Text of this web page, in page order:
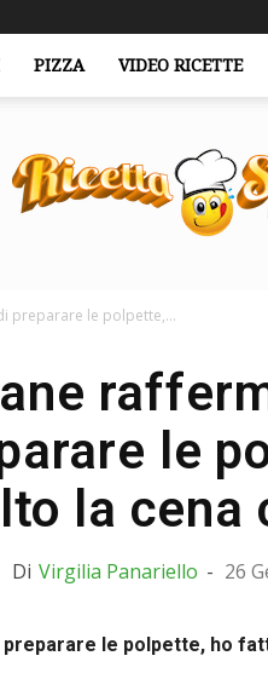
PIZZA VIDEO RICETTE
preparare le polpette,...
le
la cena
Di Virgilia Panariello - 26
le polpette, ho